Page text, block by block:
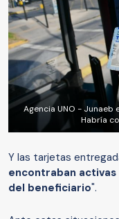
Agencia UNO - Junaeb
Habría
Y las tarjetas
encontraban
del beneficiario".